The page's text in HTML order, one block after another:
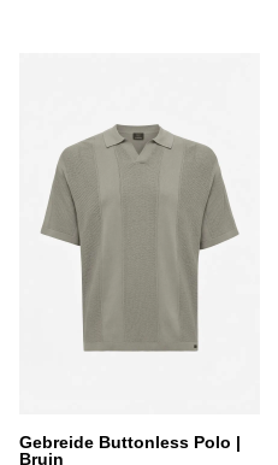
Gebreide Buttonless Polo |
Bruin